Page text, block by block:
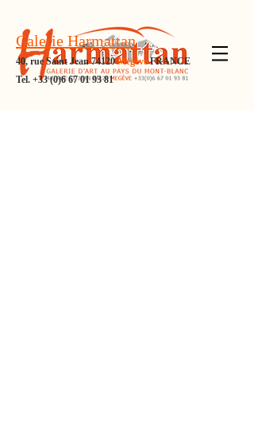
Galerie Harmattan
40, rue Saint Jean 74120MegèveFRANCE
Tel. +33 (0)6 67 01 93 81